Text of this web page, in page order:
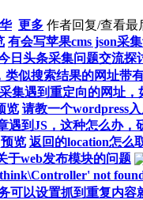
更多 作者回复/查看最
有会写苹果cms json采
日头条采集问题交流探
类似搜索结果的网址带
采集遇到重定向的网址，
览 请教一个wordpress
遇到JS，这种怎么办，
预览 返回的location怎么
于web发布模块的问题
not
可以设置抓到重复内容